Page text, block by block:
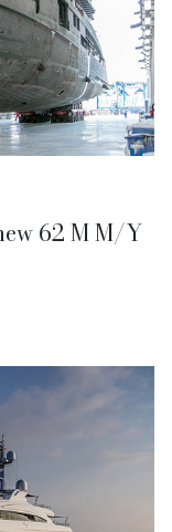
62 M M/Y